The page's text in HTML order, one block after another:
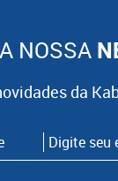
NOSSA
da